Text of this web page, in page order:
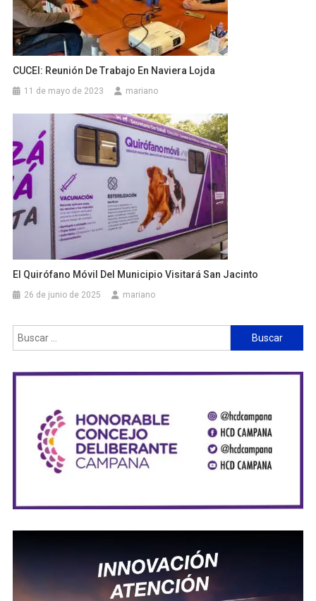
CUCEI: Reunión De Trabajo En Naviera Lojda
11 de mayo de 2023 mariano
El Quirófano Móvil Del Municipio Visitará San Jacinto
26 de junio de 2025 mariano
Buscar: